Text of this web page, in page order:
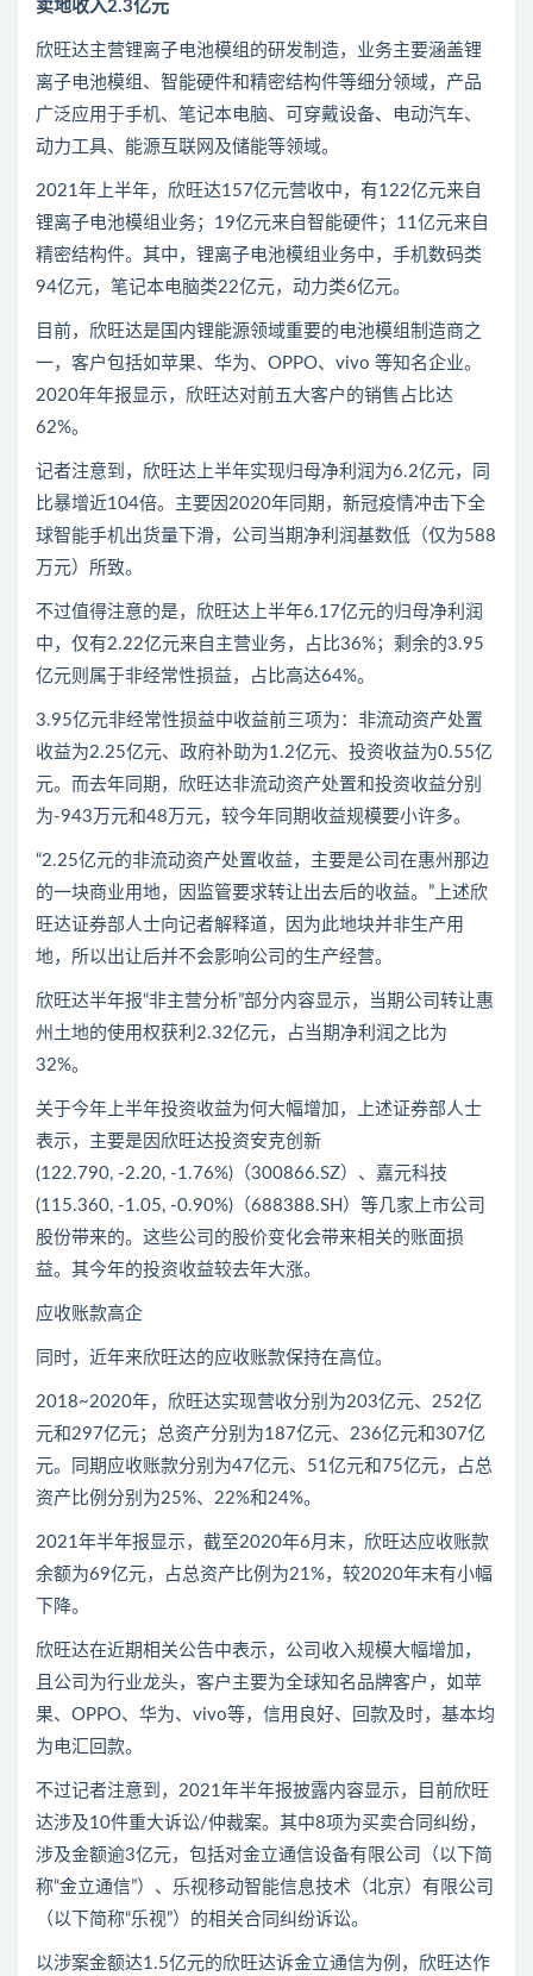
卖地收入2.3亿元
欣旺达主营锂离子电池模组的研发制造，业务主要涵盖锂
离子电池模组、智能硬件和精密结构件等细分领域，产品
广泛应用于手机、笔记本电脑、可穿戴设备、电动汽车、
动力工具、能源互联网及储能等领域。
2021年上半年，欣旺达157亿元营收中，有122亿元来自
锂离子电池模组业务；19亿元来自智能硬件；11亿元来自
精密结构件。其中，锂离子电池模组业务中，手机数码类
94亿元，笔记本电脑类22亿元，动力类6亿元。
目前，欣旺达是国内锂能源领域重要的电池模组制造商之
一，客户包括如苹果、华为、OPPO、vivo 等知名企业。
2020年年报显示，欣旺达对前五大客户的销售占比达
62%。
记者注意到，欣旺达上半年实现归母净利润为6.2亿元，同
比暴增近104倍。主要因2020年同期，新冠疫情冲击下全
球智能手机出货量下滑，公司当期净利润基数低（仅为588
万元）所致。
不过值得注意的是，欣旺达上半年6.17亿元的归母净利润
中，仅有2.22亿元来自主营业务，占比36%；剩余的3.95
亿元则属于非经常性损益，占比高达64%。
3.95亿元非经常性损益中收益前三项为：非流动资产处置
收益为2.25亿元、政府补助为1.2亿元、投资收益为0.55亿
元。而去年同期，欣旺达非流动资产处置和投资收益分别
为-943万元和48万元，较今年同期收益规模要小许多。
“2.25亿元的非流动资产处置收益，主要是公司在惠州那边
的一块商业用地，因监管要求转让出去后的收益。”上述欣
旺达证券部人士向记者解释道，因为此地块并非生产用
地，所以出让后并不会影响公司的生产经营。
欣旺达半年报“非主营分析”部分内容显示，当期公司转让惠
州土地的使用权获利2.32亿元，占当期净利润之比为
32%。
关于今年上半年投资收益为何大幅增加，上述证券部人士
表示，主要是因欣旺达投资安克创新
(122.790, -2.20, -1.76%)（300866.SZ）、嘉元科技
(115.360, -1.05, -0.90%)（688388.SH）等几家上市公司
股份带来的。这些公司的股价变化会带来相关的账面损
益。其今年的投资收益较去年大涨。
应收账款高企
同时，近年来欣旺达的应收账款保持在高位。
2018~2020年，欣旺达实现营收分别为203亿元、252亿
元和297亿元；总资产分别为187亿元、236亿元和307亿
元。同期应收账款分别为47亿元、51亿元和75亿元，占总
资产比例分别为25%、22%和24%。
2021年半年报显示，截至2020年6月末，欣旺达应收账款
余额为69亿元，占总资产比例为21%，较2020年末有小幅
下降。
欣旺达在近期相关公告中表示，公司收入规模大幅增加，
且公司为行业龙头，客户主要为全球知名品牌客户，如苹
果、OPPO、华为、vivo等，信用良好、回款及时，基本均
为电汇回款。
不过记者注意到，2021年半年报披露内容显示，目前欣旺
达涉及10件重大诉讼/仲裁案。其中8项为买卖合同纠纷，
涉及金额逾3亿元，包括对金立通信设备有限公司（以下简
称“金立通信”）、乐视移动智能信息技术（北京）有限公司
（以下简称“乐视”）的相关合同纠纷诉讼。
以涉案金额达1.5亿元的欣旺达诉金立通信为例，欣旺达作